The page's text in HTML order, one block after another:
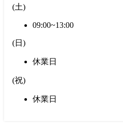
(土)
09:00~13:00
(日 )
休業日
(祝)
休業日